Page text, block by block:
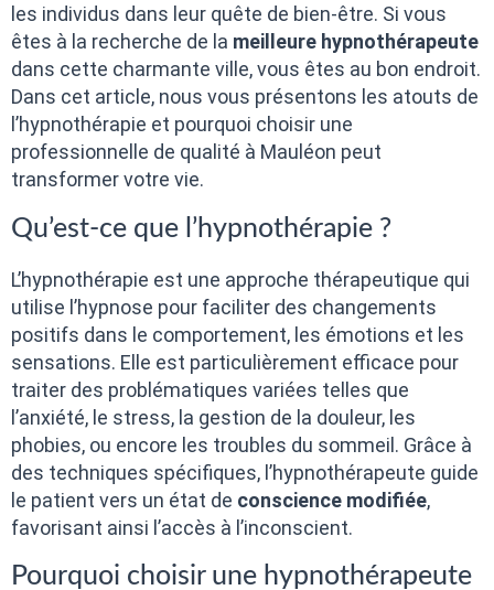
les individus dans leur quête de bien-être. Si vous
êtes à la recherche de la meilleure hypnothérapeute
dans cette charmante ville, vous êtes au bon endroit.
Dans cet article, nous vous présentons les atouts de
l’hypnothérapie et pourquoi choisir une
professionnelle de qualité à Mauléon peut
transformer votre vie.
Qu’est-ce que l’hypnothérapie ?
L’hypnothérapie est une approche thérapeutique qui
utilise l’hypnose pour faciliter des changements
positifs dans le comportement, les émotions et les
sensations. Elle est particulièrement efficace pour
traiter des problématiques variées telles que
l’anxiété, le stress, la gestion de la douleur, les
phobies, ou encore les troubles du sommeil. Grâce à
des techniques spécifiques, l’hypnothérapeute guide
le patient vers un état de conscience modifiée,
favorisant ainsi l’accès à l’inconscient.
Pourquoi choisir une hypnothérapeute